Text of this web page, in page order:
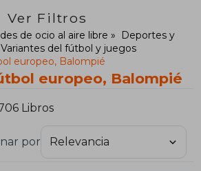
Ver Filtros
de ocio al aire libre
Deportes y
Variantes del fútbol y juegos
europeo, Balompié
europeo, Balompié
Libros
por